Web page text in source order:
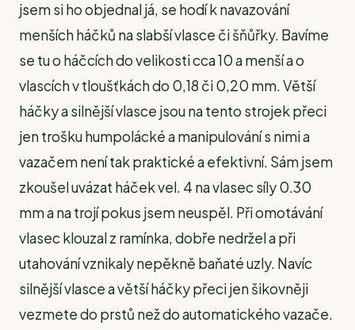
jsem si ho objednal já, se hodí k navazování
menších háčků na slabší vlasce či šňůřky. Bavíme
se tu o háčcích do velikosti cca 10 a menší a o
vlascích v tloušťkách do 0,18 či 0,20 mm. Větší
háčky a silnější vlasce jsou na tento strojek přeci
jen trošku humpolácké a manipulování s nimi a
vazačem není tak praktické a efektivní. Sám jsem
zkoušel uvázat háček vel. 4 na vlasec síly 0.30
mm a na trojí pokus jsem neuspěl. Při omotávání
vlasec klouzal z ramínka, dobře nedržel a při
utahování vznikaly nepěkně baňaté uzly. Navíc
silnější vlasce a větší háčky přeci jen šikovněji
vezmete do prstů než do automatického vazače.